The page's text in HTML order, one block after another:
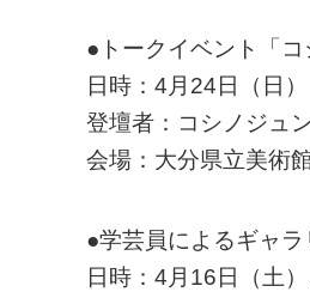
●トークイベント「コ
日時：4月24日（日
登壇者：コシノジュ
会場：大分県立美術
●学芸員によるギャラ
日時：4月16日（土